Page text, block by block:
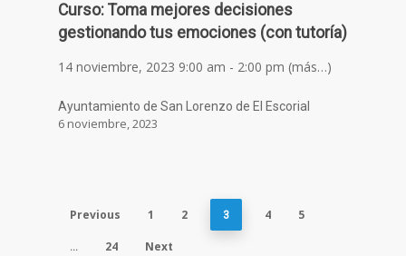
Curso: Toma mejores decisiones
gestionando tus emociones (con tutoría)
14 noviembre, 2023 9:00 am - 2:00 pm (más…)
Ayuntamiento de San Lorenzo de El Escorial
6 noviembre, 2023
Previous 1 2 3 4 5
… 24 Next